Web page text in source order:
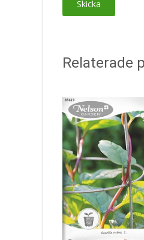
Relaterade